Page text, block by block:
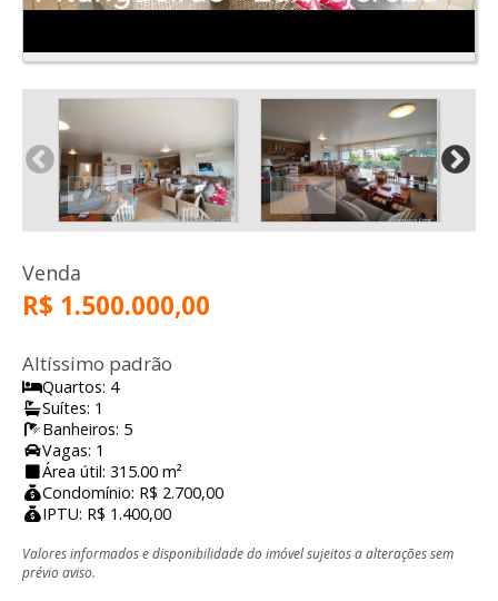
Venda
R$ 1.500.000,00
Altíssimo padrão
Quartos: 4
Suítes: 1
Banheiros: 5
Vagas: 1
Área útil: 315.00 m²
Condomínio: R$ 2.700,00
IPTU: R$ 1.400,00
Valores informados e disponibilidade do imóvel sujeitos a alterações sem
prévio aviso.